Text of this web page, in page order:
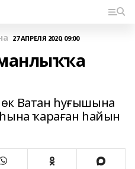
27 АПРЕЛЯ 2020, 09:00
Ватан һуғышына
ҡараған һайын